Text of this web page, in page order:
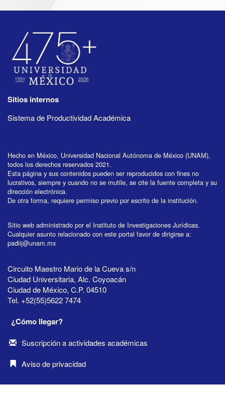
Sitios internos
Sistema de Productividad Académica
Hecho en México, Universidad Nacional Autónoma de México (UNAM),
todos los derechos reservados 2021.
Esta página y sus contenidos pueden ser reproducidos con fines no
lucrativos, siempre y cuando no se mutile, se cite la fuente completa y su
dirección electrónica.
De otra forma, requiere permiso previo por escrito de la institución.
Sitio web administrado por el Instituto de Investigaciones Jurídicas.
Cualquier asunto relacionado con este portal favor de dirigirse a:
padiij@unam.mx
Circuito Maestro Mario de la Cueva s/n
Ciudad Universitaria, Alc. Coyoacán
Ciudad de México, C.P. 04510
Tel. +52(55)5622 7474
¿Cómo llegar?
Suscripción a actividades académicas
Aviso de privacidad